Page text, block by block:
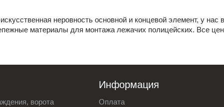
неровность основной и концевой элемент, у
материалы для монтажа лежачих полицейских. Все
ворота
Информация
Оплата